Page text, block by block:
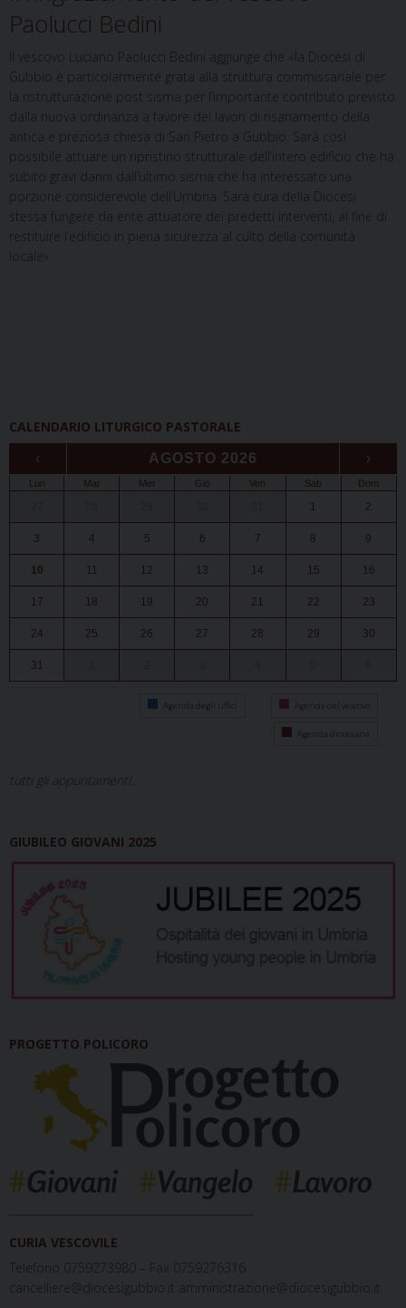
Paolucci Bedini
Il vescovo Luciano Paolucci Bedini aggiunge che «la Diocesi di
Gubbio è particolarmente grata alla struttura commissariale per
la ristrutturazione post sisma per l’importante contributo previsto
dalla nuova ordinanza a favore dei lavori di risanamento della
antica e preziosa chiesa di San Pietro a Gubbio. Sarà così
possibile attuare un ripristino strutturale dell’intero edificio che ha
subito gravi danni dall’ultimo sisma che ha interessato una
porzione considerevole dell’Umbria. Sarà cura della Diocesi
stessa fungere da ente attuatore dei predetti interventi, al fine di
restituire l’edificio in piena sicurezza al culto della comunità
locale».
CALENDARIO LITURGICO PASTORALE
‹ AGOSTO 2026 ›
Lun Mar Mer Gio Ven Sab Dom
1 2
3 4 5 6 7 8 9
10 11 12 13 14 15 16
17 18 19 20 21 22 23
24 25 26 27 28 29 30
31
Agenda degli uffici Agenda del vescovo
Agenda diocesana
tutti gli appuntamenti...
GIUBILEO GIOVANI 2025
PROGETTO POLICORO
CURIA VESCOVILE
Telefono 0759273980 – Fax 0759276316
cancelliere@diocesigubbio.it amministrazione@diocesigubbio.it